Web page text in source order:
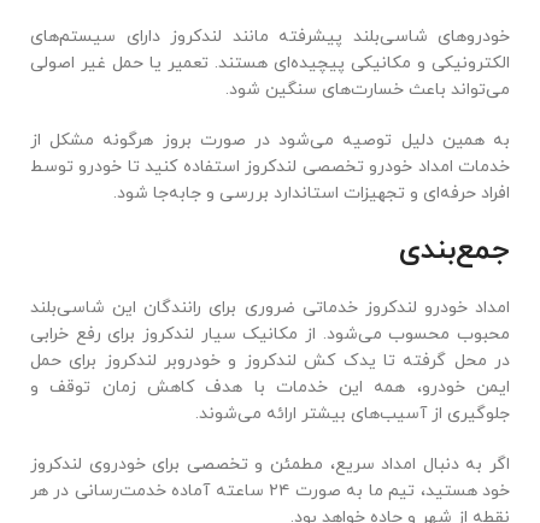
خودروهای شاسی‌بلند پیشرفته مانند لندکروز دارای سیستم‌های
الکترونیکی و مکانیکی پیچیده‌ای هستند. تعمیر یا حمل غیر اصولی
می‌تواند باعث خسارت‌های سنگین شود.
به همین دلیل توصیه می‌شود در صورت بروز هرگونه مشکل از
خدمات امداد خودرو تخصصی لندکروز استفاده کنید تا خودرو توسط
افراد حرفه‌ای و تجهیزات استاندارد بررسی و جابه‌جا شود.
جمع‌بندی
امداد خودرو لندکروز خدماتی ضروری برای رانندگان این شاسی‌بلند
محبوب محسوب می‌شود. از مکانیک سیار لندکروز برای رفع خرابی
در محل گرفته تا یدک کش لندکروز و خودروبر لندکروز برای حمل
ایمن خودرو، همه این خدمات با هدف کاهش زمان توقف و
جلوگیری از آسیب‌های بیشتر ارائه می‌شوند.
اگر به دنبال امداد سریع، مطمئن و تخصصی برای خودروی لندکروز
خود هستید، تیم ما به صورت ۲۴ ساعته آماده خدمت‌رسانی در هر
نقطه از شهر و جاده خواهد بود.